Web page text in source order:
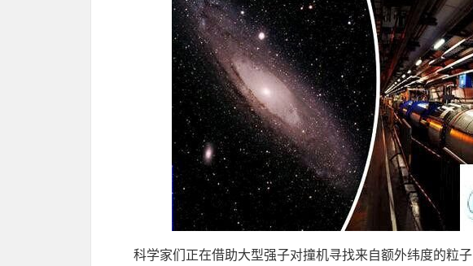
科学家们正在借助大型强子对撞机寻找来自额外纬度的粒子